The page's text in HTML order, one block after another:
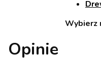
Wybierz
Opinie